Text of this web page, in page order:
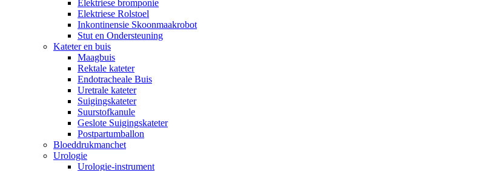
Elektriese bromponie
Elektriese Rolstoel
Inkontinensie Skoonmaakrobot
Stut en Ondersteuning
Kateter en buis
Maagbuis
Rektale kateter
Endotracheale Buis
Uretrale kateter
Suigingskateter
Suurstofkanule
Geslote Suigingskateter
Postpartumballon
Bloeddrukmanchet
Urologie
Urologie-instrument